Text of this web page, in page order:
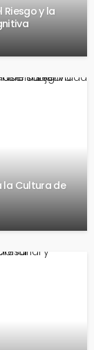
Riesgo y la
la Cultura de